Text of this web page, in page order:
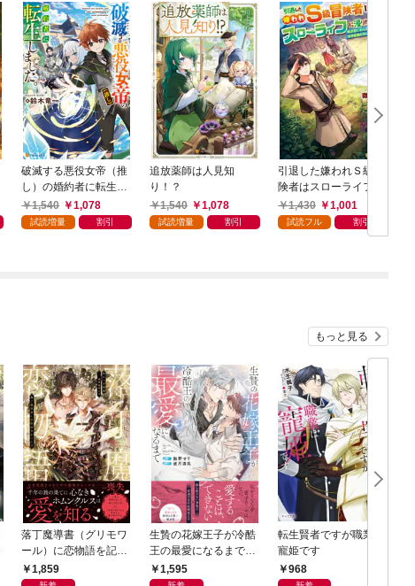
破滅する悪役女帝（推
し）の婚約者に転生し
ました。
1,540 1,078
試読増量 割引
追放薬師は人見知
り！？
1,540
1,078
試読増量 割引
引退した嫌われＳ級冒
険者はスローライフに
浸りたいのに！ 気が
付いたら辺境が世界最
強の村になっていまし
1,430 1,001
試読フル 割引
もっと見る
落丁魔導書（グリモワ
ール）に恋物語を記す
には【イラスト付き】
【単行本書き下ろしSS
1,859
生贄の花嫁王子が冷酷
王の最愛になるまで
【イラスト付き】【単
行本書き下ろしSS付
1,595
転生賢者ですが職業は
寵姫です
968